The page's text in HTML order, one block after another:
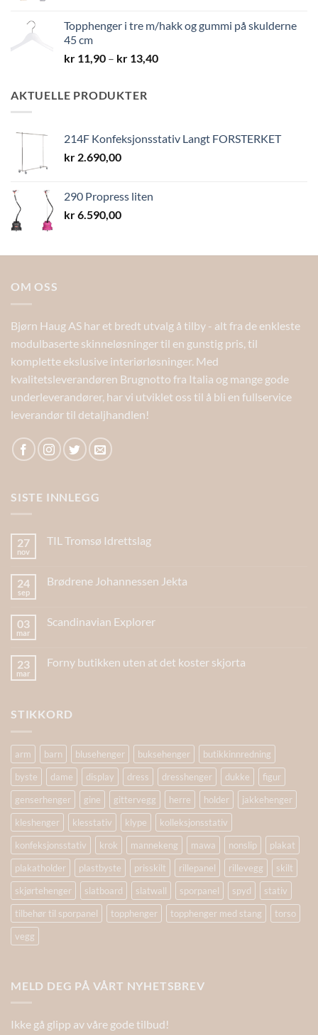
Topphenger i tre m/hakk og gummi på skulderne
45 cm
kr 11,90 – kr 13,40Prisområde:
AKTUELLE PRODUKTER
214F Konfeksjonsstativ Langt FORSTERKET
kr 2.690,00
290 Propress liten
kr6.590,00
OM OSS
Bjørn Haug AS har et bredt utvalg å tilby - alt fra de enkleste
modulbaserte skinneløsninger til en gunstig pris, til
komplette ekslusive interiørløsninger. Med
kvalitetsleverandøren Brugnotto fra Italia og mange gode
underleverandører, har vi utviklet oss til å bli en fullservice
leverandør til detaljhandlen!
SISTE INNLEGG
27
nov
TIL Tromsø Idrettslag
24
sep
Brødrene Johannessen Jekta
03
mar
Scandinavian Explorer
23
mar
Forny butikken uten at det koster skjorta
STIKKORD
arm barn blusehenger buksehenger
butikkinnredning
byste
dame display dress dresshenger dukke
figur
genserhenger
gine gittervegg herre holder
jakkehenger
kleshenger
klesstativ klype
kolleksjonsstativ
konfeksjonsstativ
krok mannekeng mawa nonslip
plakat
plakatholder
plastbyste prisskilt rillepanel rillevegg
skilt
skjørtehenger
slatboard slatwall sporpanel spyd
stativ
tilbehør til sporpanel
topphenger topphenger med stang
torso
vegg
MELD DEG PÅ VÅRT NYHETSBREV
Ikke gå glipp av våre gode tilbud!